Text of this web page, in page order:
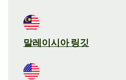
말레이시아 링깃